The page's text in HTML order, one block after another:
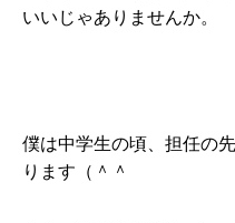
いいじゃありませんか。
僕は中学生の頃、担任の
ります（＾＾